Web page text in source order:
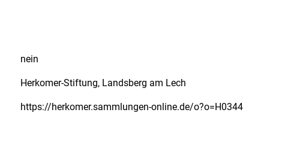
nein
Herkomer-Stiftung, Landsberg am Lech